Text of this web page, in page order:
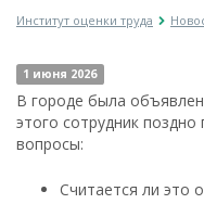
Институт оценки труда
1 июня 2026
В городе была
этого сотрудник
вопросы:
Считается ли это